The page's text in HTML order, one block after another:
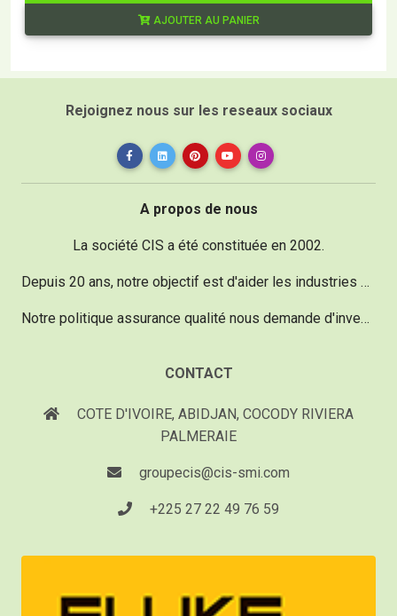
AJOUTER AU PANIER
Rejoignez nous sur les reseaux sociaux
A propos de nous
La société CIS a été constituée en 2002.
Depuis 20 ans, notre objectif est d'aider les industries dans le domaine de la maintenance vu qu'un réel besoin existe.
Notre politique assurance qualité nous demande d'investir chaque année 20% de notre chiffre d'affaire pour acquérir du matériel d'une technologie de pointe, performant et innovant.
CONTACT
COTE D'IVOIRE, ABIDJAN, COCODY RIVIERA
PALMERAIE
groupecis@cis-smi.com
+225 27 22 49 76 59